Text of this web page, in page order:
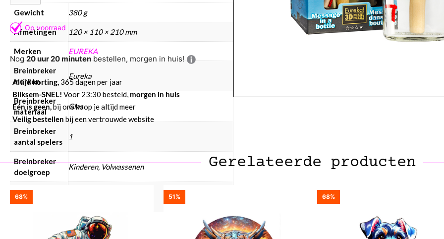
Gewicht 380 g
Afmetingen 120 × 110 × 210 mm
Merken EUREKA
Breinbreker
merken
Eureka
Breinbreker
materiaal
Glas
Breinbreker
aantal spelers
1
Breinbreker
doelgroep
Kinderen, Volwassenen
Breinbreker
hersenkrakers
Breinbreker € 10 – € 25
Nog20 uur 20 minutenbestellen, morgen in huis!
Altijd korting, 365 dagen per jaar
Bliksem-SNEL!Voor 23:30 besteld,morgen in huis
Eén is geen,bij ons koop je altijd meer
Veilig bestellenbij een vertrouwde website
Gerelateerde producten
68% 51% 68%